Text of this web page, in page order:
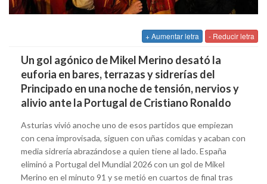
+ Aumentar letra - Reducir letra
Un gol agónico de Mikel Merino desató la
euforia en bares, terrazas y sidrerías del
Principado en una noche de tensión, nervios y
alivio ante la Portugal de Cristiano Ronaldo
Asturias vivió anoche uno de esos partidos que empiezan
con cena improvisada, siguen con uñas comidas y acaban con
media sidrería abrazándose a quien tiene al lado. España
eliminó a Portugal del Mundial 2026 con un gol de Mikel
Merino en el minuto 91 y se metió en cuartos de final tras